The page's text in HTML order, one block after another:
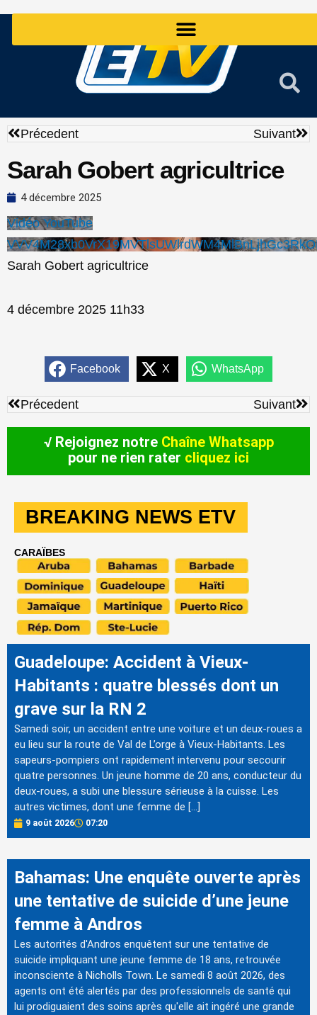
Précédent
Précedent Suivant
Sarah Gobert agricultrice
4 décembre 2025
Vidéo YouTube
Sarah Gobert agricultrice
4 décembre 2025 11h33
Facebook X WhatsApp
Précédent
Précedent Suivant
√ Rejoignez notre Chaîne Whatsapp
pour ne rien rater cliquez ici
BREAKING NEWS ETV
CARAÏBES
Guadeloupe: Accident à Vieux-
Habitants : quatre blessés dont un
grave sur la RN 2
Samedi soir, un accident entre une voiture et un deux-roues a
eu lieu sur la route de Val de L’orge à Vieux-Habitants. Les
sapeurs-pompiers ont rapidement intervenu pour secourir
quatre personnes. Un jeune homme de 20 ans, conducteur du
deux-roues, a subi une blessure sérieuse à la cuisse. Les
autres victimes, dont une femme de […]
9 août 2026 07:20
Bahamas: Une enquête ouverte après
une tentative de suicide d’une jeune
femme à Andros
Les autorités d'Andros enquêtent sur une tentative de
suicide impliquant une jeune femme de 18 ans, retrouvée
inconsciente à Nicholls Town. Le samedi 8 août 2026, des
agents ont été alertés par des professionnels de santé qui
lui prodiguaient des soins après qu'elle ait ingéré une grande